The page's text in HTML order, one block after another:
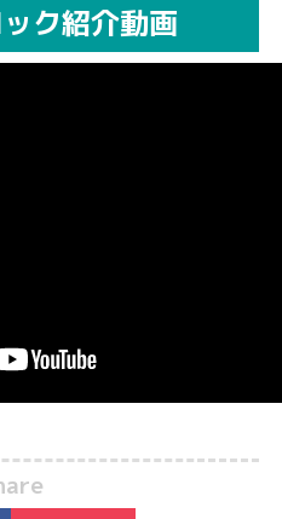
ク紹介動画